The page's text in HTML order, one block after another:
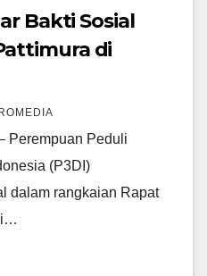
Bakti Sosial
di
Perempuan Peduli
(P3DI)
dalam rangkaian Rapat